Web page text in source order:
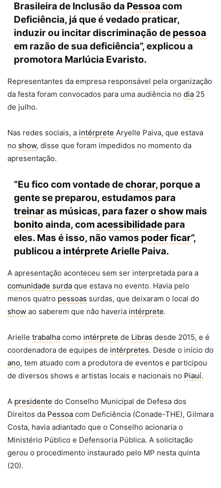
Brasileira de Inclusão da Pessoa com
Deficiência, já que é vedado praticar,
induzir ou incitar discriminação de pessoa
em razão de sua deficiência”, explicou a
promotora Marlúcia Evaristo.
Representantes da empresa responsável pela organização
da festa foram convocados para uma audiência no dia 25
de julho.
Nas redes sociais, a intérprete Aryelle Paiva, que estava
no show, disse que foram impedidos no momento da
apresentação.
“Eu fico com vontade dechorar, porque a
gente se preparou, estudamos para
treinaras músicas, para fazero showmais
bonito ainda, comacessibilidadepara
eles. Mas é isso, não vamos poderficar”,
publicou a intérpreteArielle Paiva.
A apresentação aconteceu sem ser interpretada para a
comunidade surda que estava no evento. Havia pelo
menos quatro pessoas surdas, que deixaram o local do
show ao saberem que não haveria intérprete.
Arielle trabalha como intérprete de Libras desde 2015, e é
coordenadora de equipes de intérpretes. Desde o início do
ano, tem atuado com a produtora de eventos e participou
de diversos shows e artistas locais e nacionais no Piauí.
A presidente do Conselho Municipal de Defesa dos
Direitos da Pessoa com Deficiência (Conade-THE), Gilmara
Costa, havia adiantado que o Conselho acionaria o
Ministério Público e Defensoria Pública. A solicitação
gerou o procedimento instaurado pelo MP nesta quinta
(20).